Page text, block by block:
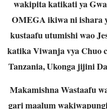
wakipita katikati ya
OMEGA ikiwa ni ishara
kustaafu utumishiwao
katika Viwanja vya Chuo
Tanzania, Ukonga jijini
Makamishna Wastaafu
gari maalum